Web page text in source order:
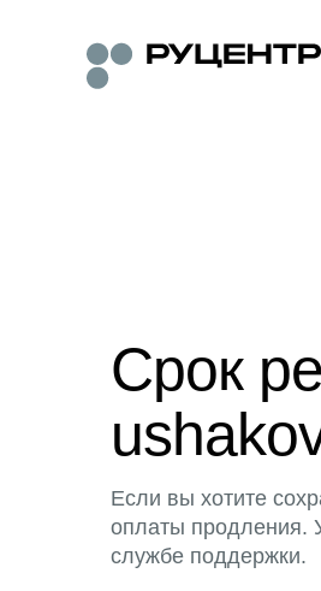
Срок
Если вы хотите
оплаты продления.
службе поддержки.